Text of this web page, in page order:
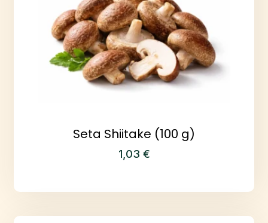
Seta Shiitake (100 g)
1,03 €